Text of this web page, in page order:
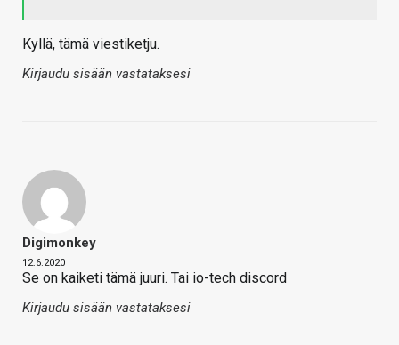
Kyllä, tämä viestiketju.
Kirjaudu sisään vastataksesi
Digimonkey
12.6.2020
Se on kaiketi tämä juuri. Tai io-tech discord
Kirjaudu sisään vastataksesi